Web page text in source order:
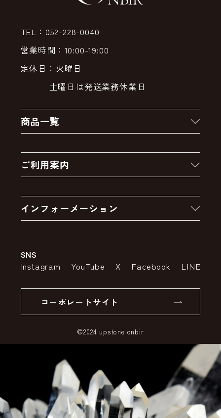
TEL：052-228-0040
営業時間：10:00-19:00
定休日：火曜日
土曜日は発送業務休業日
商品一覧
クーポン
卸販売・大量注文
アウトレットセール
ご利用案内
お支払いについて
インフォーメーション
特定商取引法の表示
SSLサーバー証明書とは
SNS
Instagram YouTube X Facebook LINE
コーポレートサイト
©2024 upstone onbir